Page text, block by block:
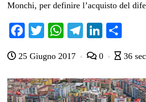
Monchi, per definire l’acquisto del
Fa
bo
ok
T
tte
r
W
ts
A
pp
Te
gr
a
m
Li
ed
In
di
vi
di
25 Giugno 2017 0 36